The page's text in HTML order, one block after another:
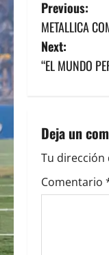
P
o
s
n
a
v
Previous:
METALLICA
Next:
“EL MUNDO
Deja un
Tu dirección
Comentario